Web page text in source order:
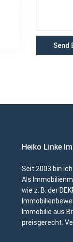
Heiko Linke
Seit 2003 bin
Als
wie z. B. der
Immobilie aus
preisgerecht.